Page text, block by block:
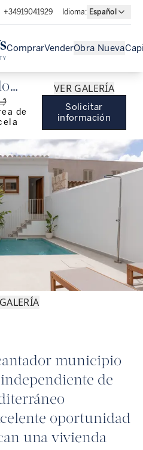
+34919041929 Idioma: Español
ComprarVenderObra Nueva
de
VER GALERÍA
Solicitar
información
municipio
de
oportunidad
una vivienda